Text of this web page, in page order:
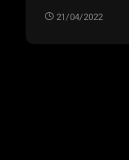
21/04/2022